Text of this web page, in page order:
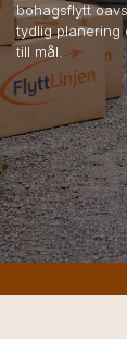
bohagsflytt
tydlig planering
till mål.